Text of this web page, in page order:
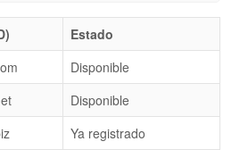
Estado
Disponible
Disponible
Ya registrado